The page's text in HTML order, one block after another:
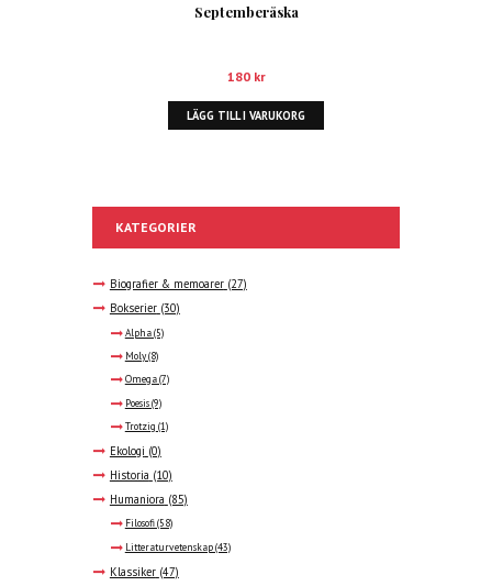
Septemberåska
180 kr
LÄGG TILL I VARUKORG
KATEGORIER
Biografier & memoarer (27)
Bokserier (30)
Alpha(5)
Moly(8)
Omega(7)
Poesis(9)
Trotzig (1)
Ekologi (0)
Historia (10)
Humaniora (85)
Filosofi(58)
Litteraturvetenskap(43)
Klassiker (47)